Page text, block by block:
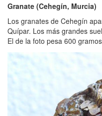
Granate (Cehegín, Murcia)
Los granates de Cehegín
Quípar. Los más grandes
El de la foto pesa 600